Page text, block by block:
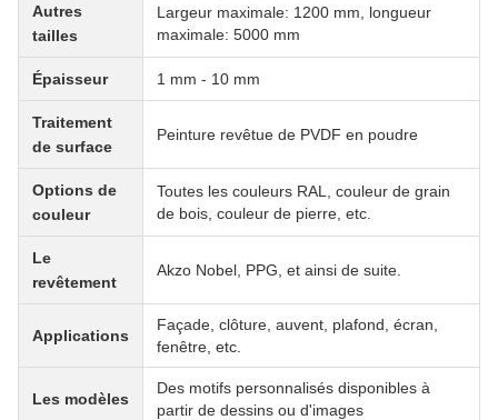
Autres
tailles
Largeur maximale: 1200 mm, longueur
maximale: 5000 mm
Épaisseur 1 mm - 10 mm
Traitement
de surface
Peinture revêtue de PVDF en poudre
Options de
couleur
Toutes les couleurs RAL, couleur de grain
de bois, couleur de pierre, etc.
Le
revêtement
Akzo Nobel, PPG, et ainsi de suite.
Applications
Façade, clôture, auvent, plafond, écran,
fenêtre, etc.
Les modèles
Des motifs personnalisés disponibles à
partir de dessins ou d'images